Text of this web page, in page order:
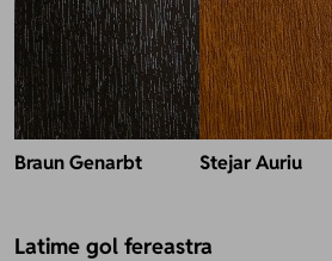
Braun Genarbt Stejar Auriu
Latime gol fereastra